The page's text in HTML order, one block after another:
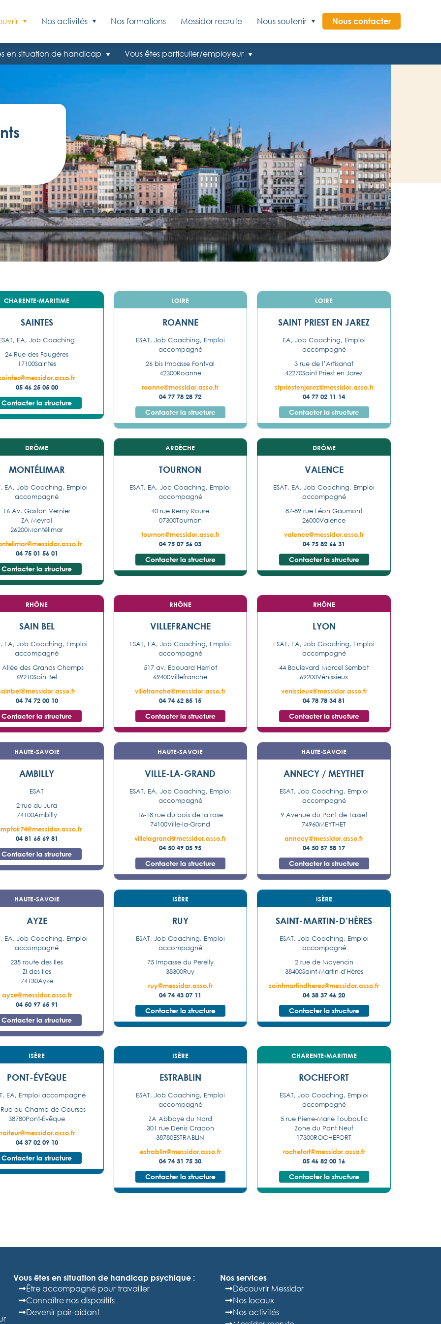
Nos activités Nos formations Messidor recrute Nous soutenir Nous contacter
en situation de handicap Vous êtes particulier/employeur
CHARENTE-MARITIME
SAINTES
EA, Job Coaching
24 Rue des Fougères
17100Saintes
05 46 25 05 00
Contacter la structure
LOIRE
ROANNE
ESAT, Job Coaching, Emploi
accompagné
26 bis Impasse Fontval
42300Roanne
roanne@messidor.asso.fr
04 77 78 28 72
Contacter la structure
LOIRE
SAINT PRIEST EN JAREZ
EA, Job Coaching, Emploi
accompagné
3 rue de l’Artisanat
42270Saint Priest en Jarez
stpriestenjarez@messidor.asso.fr
04 77 02 11 14
Contacter la structure
DRÔME
MONTÉLIMAR
EA, Job Coaching, Emploi
accompagné
16 Av. Gaston Vernier
ZA Meyrol
26200Montélimar
04 75 01 56 01
Contacter la structure
ARDÈCHE
TOURNON
ESAT, EA, Job Coaching, Emploi
accompagné
40 rue Remy Roure
07300Tournon
tournon@messidor.asso.fr
04 75 07 56 03
Contacter la structure
DRÔME
VALENCE
ESAT, EA, Job Coaching, Emploi
accompagné
87-89 rue Léon Gaumont
26000Valence
valence@messidor.asso.fr
04 75 82 66 31
Contacter la structure
RHÔNE
SAIN BEL
EA, Job Coaching, Emploi
accompagné
Allée des Grands Champs
69210Sain Bel
04 74 72 00 10
Contacter la structure
RHÔNE
VILLEFRANCHE
ESAT, EA, Job Coaching, Emploi
accompagné
517 av. Edouard Herriot
69400Villefranche
villefranche@messidor.asso.fr
04 74 62 85 15
Contacter la structure
RHÔNE
LYON
ESAT, EA, Job Coaching, Emploi
accompagné
44 Boulevard Marcel Sembat
69200Vénissieux
venissieux@messidor.asso.fr
04 78 78 34 81
Contacter la structure
HAUTE-SAVOIE
AMBILLY
ESAT
2 rue du Jura
74100Ambilly
04 81 65 69 81
Contacter la structure
HAUTE-SAVOIE
VILLE-LA-GRAND
ESAT, EA, Job Coaching, Emploi
accompagné
16-18 rue du bois de la rose
74100Ville-la-Grand
villelagrand@messidor.asso.fr
04 50 49 05 95
Contacter la structure
HAUTE-SAVOIE
ANNECY / MEYTHET
ESAT, Job Coaching, Emploi
accompagné
9 Avenue du Pont de Tasset
74960MEYTHET
annecy@messidor.asso.fr
04 50 57 58 17
Contacter la structure
HAUTE-SAVOIE
AYZE
EA, Job Coaching, Emploi
accompagné
235 route des Iles
ZI des Iles
74130Ayze
ayze@messidor.asso.fr
04 50 97 65 91
Contacter la structure
ISÈRE
RUY
ESAT, Job Coaching, Emploi
accompagné
75 Impasse du Perelly
38300Ruy
ruy@messidor.asso.fr
04 74 43 07 11
Contacter la structure
ISÈRE
SAINT-MARTIN-D’HÈRES
ESAT, Job Coaching, Emploi
accompagné
2 rue de Mayencin
38400Saint-Martin-d'Hères
saintmartindheres@messidor.asso.fr
04 38 37 46 20
Contacter la structure
ISÈRE
PONT-ÉVÊQUE
EA, Emploi accompagné
Rue du Champ de Courses
38780Pont-Évêque
04 37 02 09 10
Contacter la structure
ISÈRE
ESTRABLIN
ESAT, Job Coaching, Emploi
accompagné
ZA Abbaye du Nord
301 rue Denis Crapon
38780ESTRABLIN
estrablin@messidor.asso.fr
04 74 31 75 30
Contacter la structure
CHARENTE-MARITIME
ROCHEFORT
ESAT, Job Coaching, Emploi
accompagné
5 rue Pierre-Marie Touboulic
Zone du Pont Neuf
17300ROCHEFORT
rochefort@messidor.asso.fr
05 46 82 00 16
Contacter la structure
Vous êtes en situation de handicap psychique :
Être accompagné pour travailler
Connaître nos dispositifs
Devenir pair-aidant
Nos services
Découvrir Messidor
Nos locaux
Nos activités